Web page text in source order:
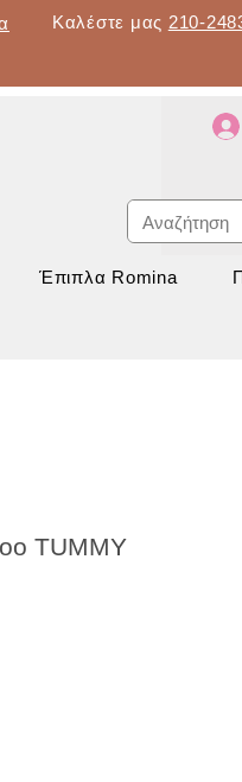
Καλέστε μας 210-
Έπιπλα Romina
TUMMY